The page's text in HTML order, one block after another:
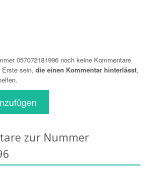
057072181996 noch keine Kommentare
sein, die einen Kommentar hinterlässt,
zur Nummer